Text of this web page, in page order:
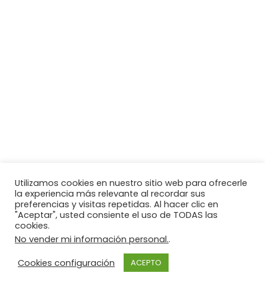
Utilizamos cookies en nuestro sitio web para ofrecerle
la experiencia más relevante al recordar sus
preferencias y visitas repetidas. Al hacer clic en
"Aceptar", usted consiente el uso de TODAS las
cookies.
No vender mi información personal..
Cookies configuración
ACEPTO